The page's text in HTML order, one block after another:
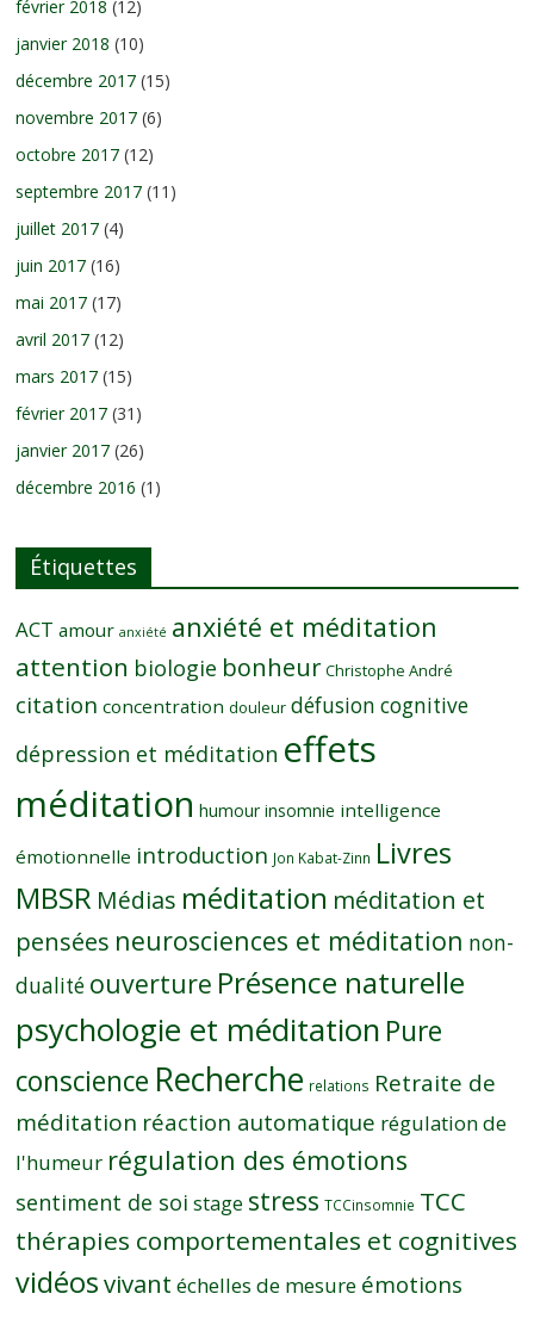
février 2018 (12)
janvier 2018 (10)
décembre 2017 (15)
novembre 2017 (6)
octobre 2017 (12)
septembre 2017 (11)
juillet 2017 (4)
juin 2017 (16)
mai 2017 (17)
avril 2017 (12)
mars 2017 (15)
février 2017 (31)
janvier 2017 (26)
décembre 2016 (1)
Étiquettes
ACT amour anxiété anxiété et méditation
attention biologie bonheur Christophe André
citation concentration douleur défusion cognitive
dépression et méditation effets
méditation humour insomnie intelligence
émotionnelle introduction Jon Kabat-Zinn Livres
MBSR Médias méditation méditation et
pensées neurosciences et méditation non-
dualité ouverture Présence naturelle
psychologie et méditation Pure
conscience Recherche relations Retraite de
méditation réaction automatique régulation de
l'humeur régulation des émotions
sentiment de soi stage stress TCCinsomnie TCC
thérapies comportementales et cognitives
vidéosvivant échelles de mesure émotions